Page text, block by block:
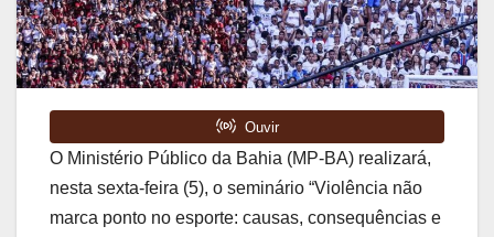
O Ministério Público da Bahia (MP-BA) realizará,
nesta sexta-feira (5), o seminário “Violência não
marca ponto no esporte: causas, consequências e